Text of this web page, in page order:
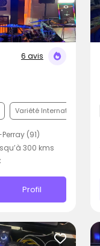
6 avis
Variété Internationale
(91)
300 kms
Profil